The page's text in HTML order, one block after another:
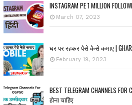
INSTAGRAM PE 1 MILLION
March 07, 2023
घर पर रहकर पैसे कैसे कमाए | GHAR
February 19, 2023
BEST TELEGRAM CHANNELS
होना चाहिए